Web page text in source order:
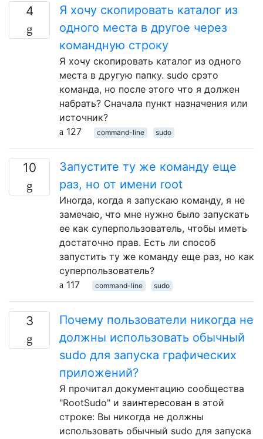
4
Я хочу скопировать каталог из
одного места в другое через
командную строку
Я хочу скопировать каталог из одного
места в другую папку. sudo cpэто
команда, но после этого что я должен
набрать? Сначала пункт назначения или
источник?
127
command-line sudo
10
Запустите ту же команду еще
раз, но от имени root
Иногда, когда я запускаю команду, я не
замечаю, что мне нужно было запускать
ее как суперпользователь, чтобы иметь
достаточно прав. Есть ли способ
запустить ту же команду еще раз, но как
суперпользователь?
117
command-line sudo
3
Почему пользователи никогда не
должны использовать обычный
sudo для запуска графических
приложений?
Я прочитал документацию сообщества
"RootSudo" и заинтересован в этой
строке: Вы никогда не должны
использовать обычный sudo для запуска